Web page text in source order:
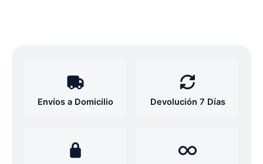
Envíos a Domicilio Devolución 7 Días